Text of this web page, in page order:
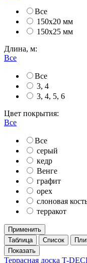
Все
150х20 мм
150х25 мм
Длина, м:
Все
Все
3, 4
3, 4, 5, 6
Цвет покрытия:
Все
Все
серый
кедр
Венге
графит
орех
слоновая
терракот
Применить
Таблица
Список
Террасная доска T-